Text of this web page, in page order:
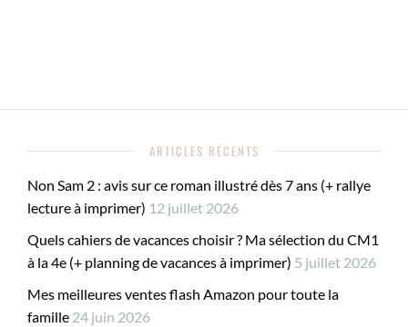
ARTICLES RÉCENTS
Non Sam 2 : avis sur ce roman illustré dès 7 ans (+ rallye
lecture à imprimer) 12 juillet 2026
Quels cahiers de vacances choisir ? Ma sélection du CM1
à la 4e (+ planning de vacances à imprimer) 5 juillet 2026
Mes meilleures ventes flash Amazon pour toute la
famille 24 juin 2026